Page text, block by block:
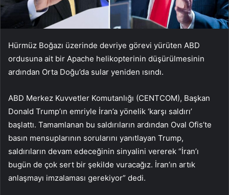
Hürmüz Boğazı üzerinde devriye görevi yürüten ABD
ordusuna ait bir Apache helikopterinin düşürülmesinin
ardından Orta Doğu’da sular yeniden ısındı.
ABD Merkez Kuvvetler Komutanlığı (CENTCOM), Başkan
Donald Trump’ın emriyle İran’a yönelik ‘karşı saldırı’
başlattı. Tamamlanan bu saldırıların ardından Oval Ofis’te
basın mensuplarının sorularını yanıtlayan Trump,
saldırıların devam edeceğinin sinyalini vererek “İran’ı
bugün de çok sert bir şekilde vuracağız. İran’ın artık
anlaşmayı imzalaması gerekiyor” dedi.